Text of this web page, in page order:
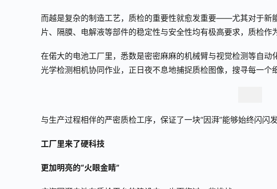
而越是复杂的制造工艺，质检的重要性就愈发重要——尤其对于新
片、隔膜、电解液等部件的稳定性与安全性均有极高要求，质检作
在偌大的电池工厂里，悉数是密密麻麻的机械臂与视觉检测等自
光学检测相机协同作业，正日夜不息地捕捉质检图像，搜寻每一个
与生产过程相伴的严密质检工序，保证了一块“因湃”能够始终闪闪
工厂里来了硬科技
更加明亮的“火眼金睛”